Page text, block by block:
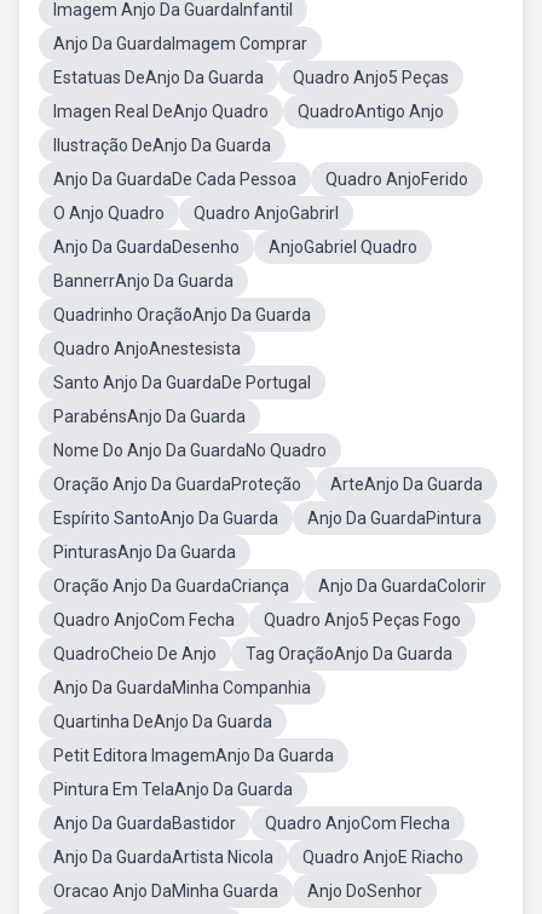
Imagem Anjo Da GuardaInfantil
Anjo Da GuardaImagem Comprar
Estatuas DeAnjo Da Guarda
Quadro Anjo5 Peças
Imagen Real DeAnjo Quadro
QuadroAntigo Anjo
Ilustração DeAnjo Da Guarda
Anjo Da GuardaDe Cada Pessoa
Quadro AnjoFerido
O Anjo Quadro
Quadro AnjoGabrirl
Anjo Da GuardaDesenho
AnjoGabriel Quadro
BannerrAnjo Da Guarda
Quadrinho OraçãoAnjo Da Guarda
Quadro AnjoAnestesista
Santo Anjo Da GuardaDe Portugal
ParabénsAnjo Da Guarda
Nome Do Anjo Da GuardaNo Quadro
Oração Anjo Da GuardaProteção
ArteAnjo Da Guarda
Espírito SantoAnjo Da Guarda
Anjo Da GuardaPintura
PinturasAnjo Da Guarda
Oração Anjo Da GuardaCriança
Anjo Da GuardaColorir
Quadro AnjoCom Fecha
Quadro Anjo5 Peças Fogo
QuadroCheio De Anjo
Tag OraçãoAnjo Da Guarda
Anjo Da GuardaMinha Companhia
Quartinha DeAnjo Da Guarda
Petit Editora ImagemAnjo Da Guarda
Pintura Em TelaAnjo Da Guarda
Anjo Da GuardaBastidor
Quadro AnjoCom Flecha
Anjo Da GuardaArtista Nicola
Quadro AnjoE Riacho
Oracao Anjo DaMinha Guarda
Anjo DoSenhor